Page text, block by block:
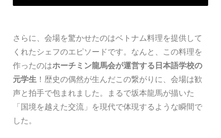
さらに、会場を驚かせたのはベトナム料理を提供して
くれたシェフのエピソードです。なんと、この料理を
作ったのはホーチミン龍馬会が運営する日本語学校の
元学生 ！歴史の偶然が生んだこの繋がりに、会場は歓
声と拍手で包まれました。まるで坂本龍馬が描いた
「国境を越えた交流」を現代で体現するような瞬間で
した。